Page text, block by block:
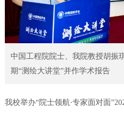
中国工程院院士、我院教授胡振
期“测绘大讲堂”并作学术报告